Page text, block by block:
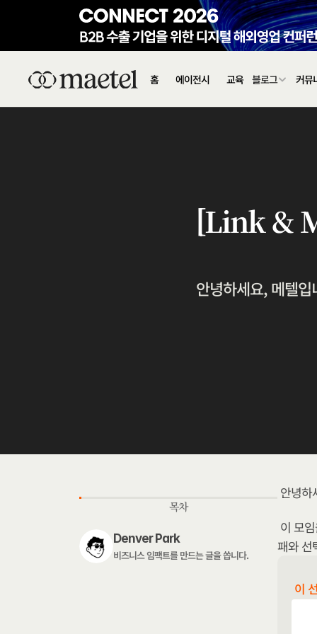
홈 에이전시 교육 블로그 커뮤
[Link &
안녕하세요, 메텔
목차
Denver Park
비즈니스 임팩트를 만드는 글을 씁니다.
안녕하
이 모
패와 선
이